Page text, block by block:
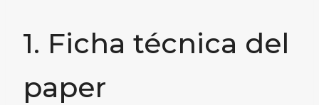
1. Ficha técnica del
paper